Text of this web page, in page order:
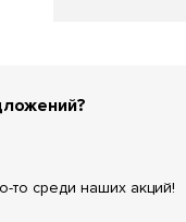
то среди наших акций!